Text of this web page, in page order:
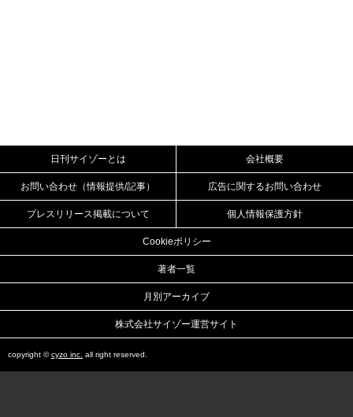
日刊サイゾーとは 会社概要
お問い合わせ（情報提供/記事） 広告に関するお問い合わせ
プレスリリース掲載について 個人情報保護方針
Cookieポリシー
著者一覧
月別アーカイブ
株式会社サイゾー運営サイト
copyright ©cyzo inc. all right reserved.